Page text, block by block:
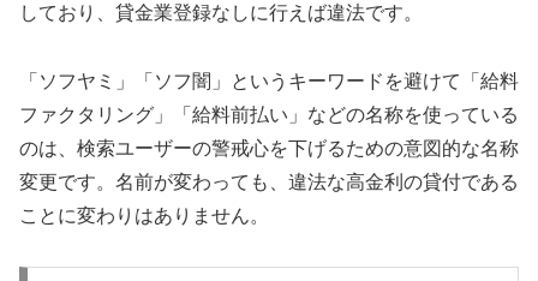
しており、貸金業登録なしに行えば違法です。
「ソフヤミ」「ソフ闇」というキーワードを避けて「給料
ファクタリング」「給料前払い」などの名称を使っている
のは、検索ユーザーの警戒心を下げるための意図的な名称
変更です。名前が変わっても、違法な高金利の貸付である
ことに変わりはありません。